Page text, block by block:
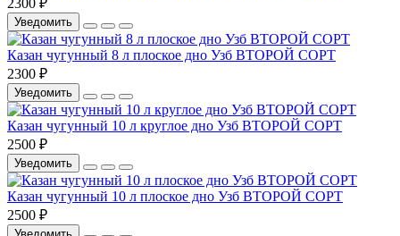
Уведомить
Казан чугунный 8 л плоское дно Узб ВТОРОЙ СОРТ
2300 ₽
Уведомить
Казан чугунный 10 л круглое дно Узб ВТОРОЙ СОРТ
2500 ₽
Уведомить
Казан чугунный 10 л плоское дно Узб ВТОРОЙ СОРТ
2500 ₽